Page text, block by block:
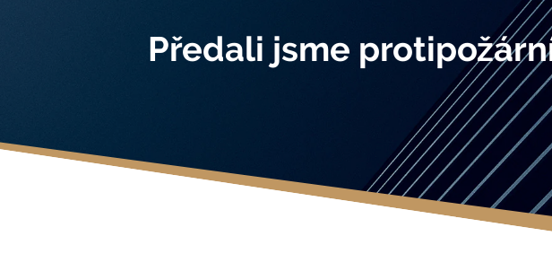
Předali jsme